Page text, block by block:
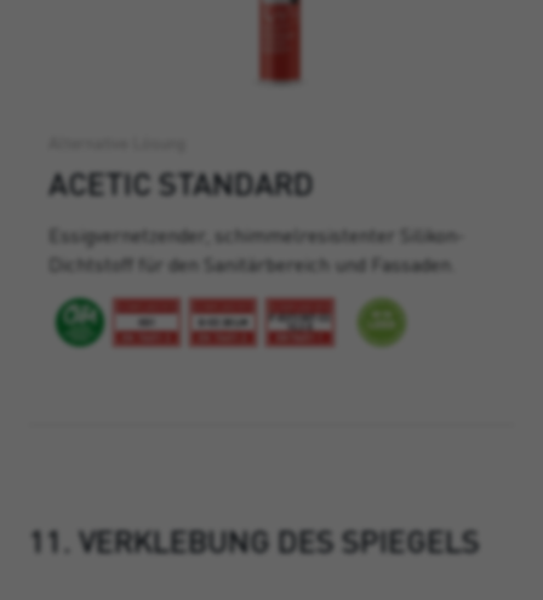
ACETIC STANDARD
Essigvernetzender, schimmelresistenter Silikon-
Dichtstoff für den Sanitärbereich und Fassaden.
11. VERKLEBUNG DES SPIEGELS